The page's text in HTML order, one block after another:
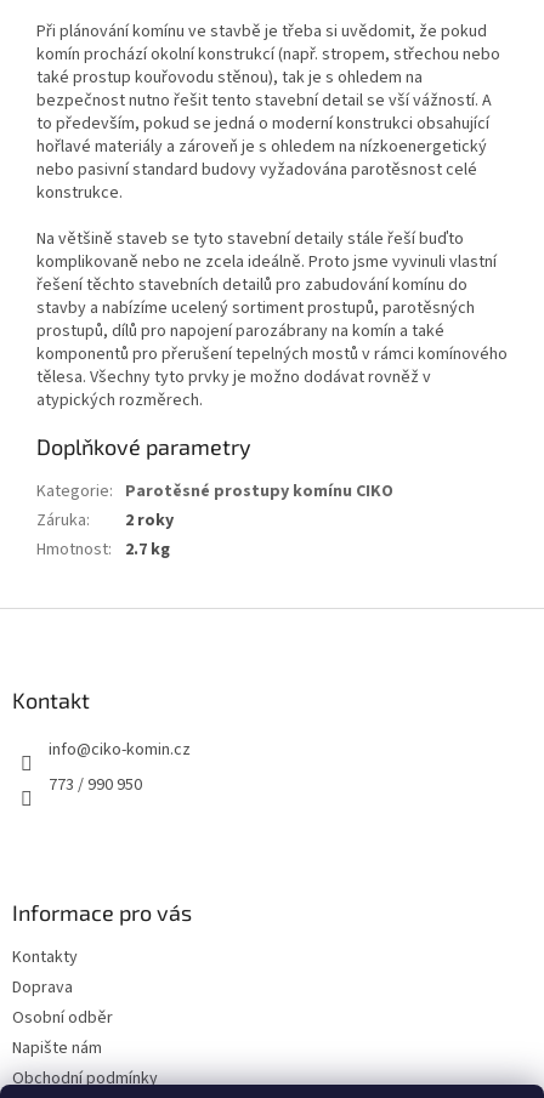
Při plánování komínu ve stavbě je třeba si uvědomit, že pokud
komín prochází okolní konstrukcí (např. stropem, střechou nebo
také prostup kouřovodu stěnou), tak je s ohledem na
bezpečnost nutno řešit tento stavební detail se vší vážností. A
to především, pokud se jedná o moderní konstrukci obsahující
hořlavé materiály a zároveň je s ohledem na nízkoenergetický
nebo pasivní standard budovy vyžadována parotěsnost celé
konstrukce.
Na většině staveb se tyto stavební detaily stále řeší buďto
komplikovaně nebo ne zcela ideálně. Proto jsme vyvinuli vlastní
řešení těchto stavebních detailů pro zabudování komínu do
stavby a nabízíme ucelený sortiment prostupů, parotěsných
prostupů, dílů pro napojení parozábrany na komín a také
komponentů pro přerušení tepelných mostů v rámci komínového
tělesa. Všechny tyto prvky je možno dodávat rovněž v
atypických rozměrech.
Doplňkové parametry
Kategorie: Parotěsné prostupy komínu CIKO
Záruka:
2 roky
Hmotnost: 2.7 kg
Kontakt
info@ciko-komin.cz
773 / 990 950
Informace pro vás
Kontakty
Doprava
Osobní odběr
Napište nám
Obchodní podmínky